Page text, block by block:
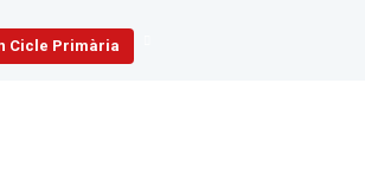
Cicle Primària